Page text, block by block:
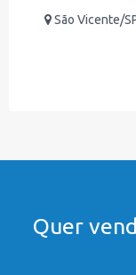
São Vicente/
Quer